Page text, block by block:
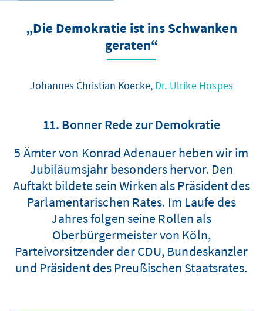
„Die Demokratie ist ins Schwanken
geraten“
Johannes Christian Koecke, Dr. Ulrike Hospes
11. Bonner Rede zur Demokratie
5 Ämter von Konrad Adenauer heben wir im
Jubiläumsjahr besonders hervor. Den
Auftakt bildete sein Wirken als Präsident des
Parlamentarischen Rates. Im Laufe des
Jahres folgen seine Rollen als
Oberbürgermeister von Köln,
Parteivorsitzender der CDU, Bundeskanzler
und Präsident des Preußischen Staatsrates.